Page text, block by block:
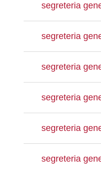
segreteria
segreteria
segreteria
segreteria
segreteria
segreteria